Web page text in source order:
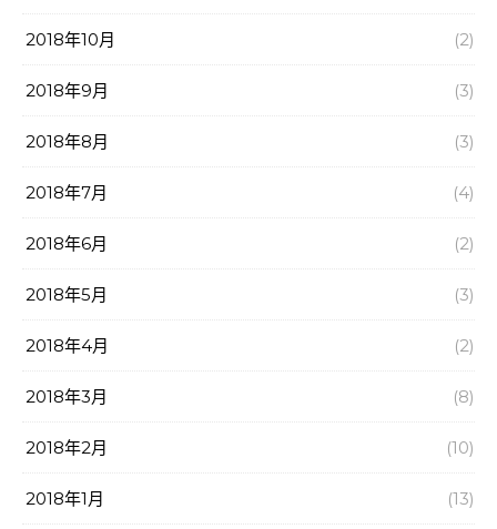
2018年10月 (2)
2018年9月 (3)
2018年8月 (3)
2018年7月 (4)
2018年6月 (2)
2018年5月 (3)
2018年4月 (2)
2018年3月 (8)
2018年2月 (10)
2018年1月 (13)